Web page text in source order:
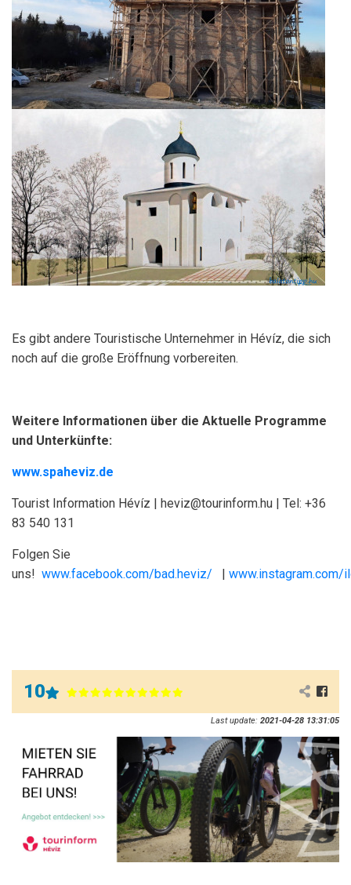
Es gibt andere Touristische Unternehmer in Hévíz, die sich
noch auf die große Eröffnung vorbereiten.
Weitere Informationen über die Aktuelle Programme
und Unterkünfte:
www.spaheviz.de
Tourist Information Hévíz | heviz@tourinform.hu | Tel: +36
83 540 131
Folgen Sie
uns! www.facebook.com/bad.heviz/ | www.instagram.com/
10
Last update: 2021-04-28 13:31:05